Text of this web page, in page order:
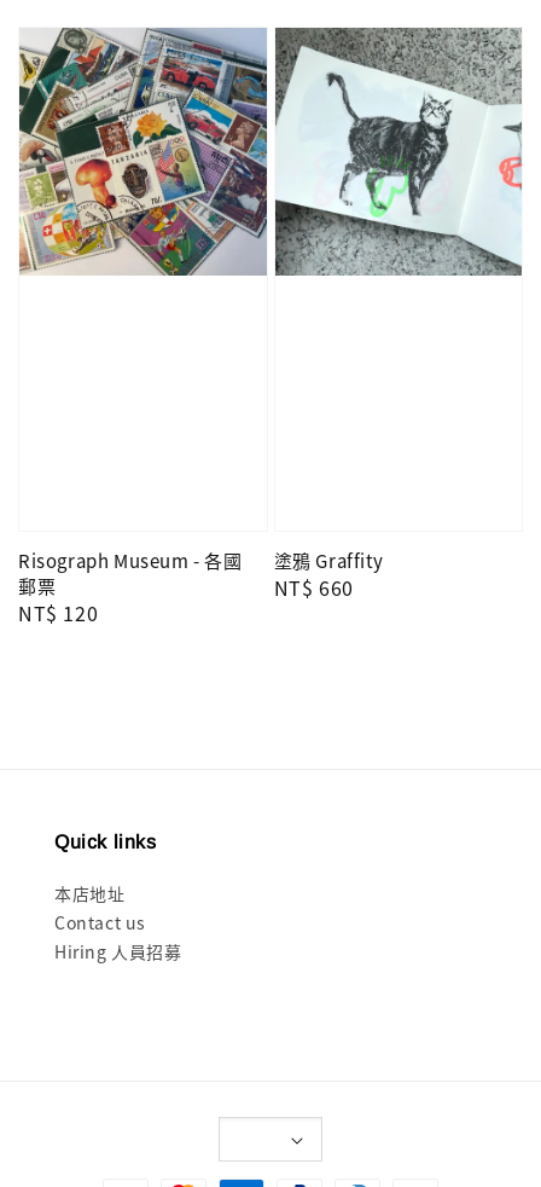
Risograph Museum - 各國
郵票
Regular
NT$ 120
塗鴉 Graffity
Regular
NT$ 660
Quick links
本店地址
Contact us
Hiring 人員招募